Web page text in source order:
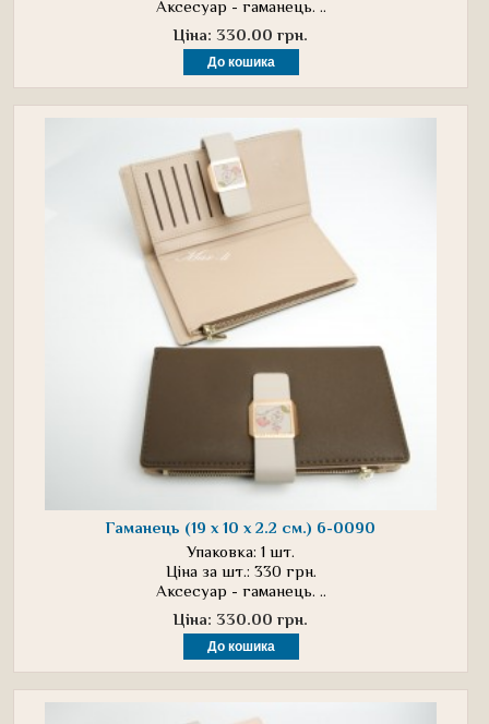
Аксесуар - гаманець. ..
Ціна: 330.00 грн.
Гаманець (19 х 10 х 2.2 см.) 6-0090
Упаковка: 1 шт.
Ціна за шт.: 330 грн.
Аксесуар - гаманець. ..
Ціна: 330.00 грн.